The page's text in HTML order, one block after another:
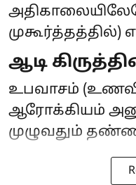
முகூர்த்தத்தில்)
ஆடி
உபவாசம்
ஆரோக்கியம்
முழுவதும்